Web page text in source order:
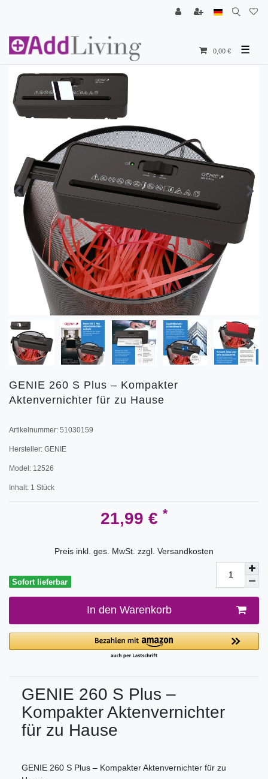
0,00 € ☰
GENIE 260 S Plus – Kompakter
Aktenvernichter für zu Hause
Artikelnummer: 51030159
Hersteller: GENIE
Model: 12526
Inhalt: 1 Stück
21,99 € *
Preis inkl. ges. MwSt. zzgl. Versandkosten
Sofort lieferbar
In den Warenkorb
GENIE 260 S Plus –
Kompakter Aktenvernichter
für zu Hause
GENIE 260 S Plus – Kompakter Aktenvernichter für zu